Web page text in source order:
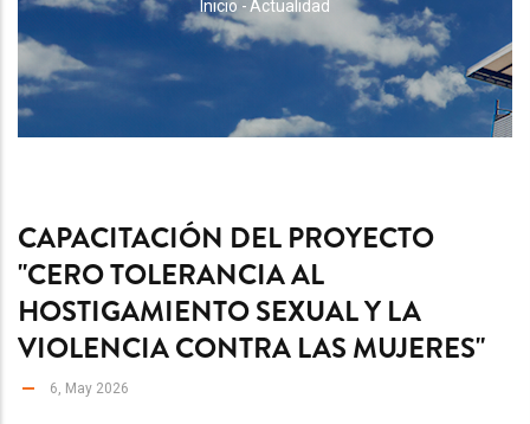
RUTA
DE
NAVEGACIÓN
Inicio -Actualidad
CAPACITACIÓN DEL PROYECTO
"CERO TOLERANCIA AL
HOSTIGAMIENTO SEXUAL Y LA
VIOLENCIA CONTRA LAS MUJERES"
6, May 2026